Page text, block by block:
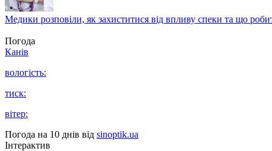
Медики розповіли, як захиститися від впливу спеки та що
Погода
Канів
вологість:
тиск:
вітер:
Погода на 10 днів від sinoptik.ua
Інтерактив